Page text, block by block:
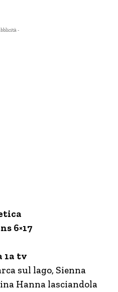
-
6×17
1a tv
sul lago, Sienna
Hanna lasciandola